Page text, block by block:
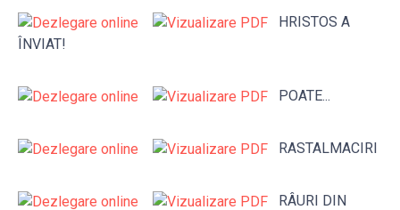
HRISTOS A
ÎNVIAT!
POATE...
RASTALMACIRI
RÂURI DIN